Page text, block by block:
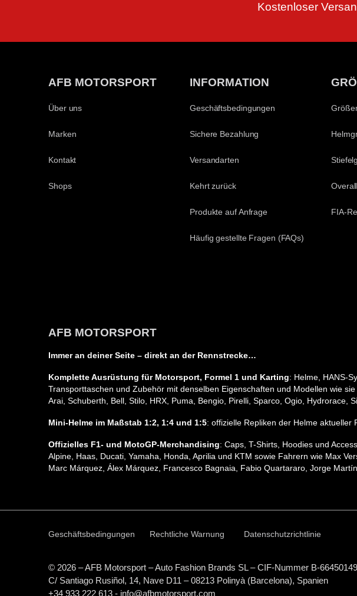
Kostenloser
AFB MOTORSPORT
Über uns
Marken
Kontakt
Shops
INFORMATION
Geschäftsbedingungen
Sichere Bezahlung
Versandarten
Kehrt zurück
Produkte auf Anfrage
Häufig gestellte Fragen (FAQs)
FIA-
AFB MOTORSPORT
Immer an deiner Seite – direkt an der Rennstrecke…
Komplette Ausrüstung für Motorsport, Formel 1 und Karting: Helme, HANS-
Transporttaschen und Zubehör mit denselben Eigenschaften und Modellen wie
Arai, Schuberth, Bell, Stilo, HRX, Puma, Bengio, Pirelli, Sparco, Ogio, Hydrorace,
Mini-Helme im Maßstab 1:2, 1:4 und 1:5: offizielle Repliken der Helme
Offizielles F1- und MotoGP-Merchandising: Caps, T-Shirts, Hoodies und
Alpine, Haas, Ducati, Yamaha, Honda, Aprilia und KTM sowie Fahrern wie Max
Marc Márquez, Álex Márquez, Francesco Bagnaia, Fabio Quartararo, Jorge
Geschäftsbedingungen Rechtliche Warnung Datenschutzrichtlinie
© 2026 – AFB Motorsport – Auto Fashion Brands SL– CIF-Nummer B-
C/ Santiago Rusiñol, 14, Nave D11 – 08213 Polinyà (Barcelona), Spanien
+34 933 222 613 - info@afbmotorsport.com